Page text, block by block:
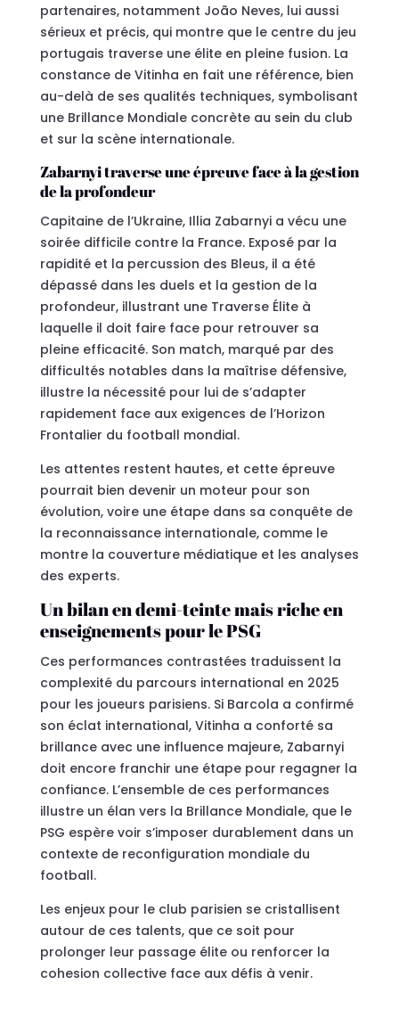
partenaires, notamment João Neves, lui aussi
sérieux et précis, qui montre que le centre du jeu
portugais traverse une élite en pleine fusion. La
constance de Vitinha en fait une référence, bien
au-delà de ses qualités techniques, symbolisant
une Brillance Mondiale concrète au sein du club
et sur la scène internationale.
Zabarnyi traverse une épreuve face à la gestion
de la profondeur
Capitaine de l’Ukraine, Illia Zabarnyi a vécu une
soirée difficile contre la France. Exposé par la
rapidité et la percussion des Bleus, il a été
dépassé dans les duels et la gestion de la
profondeur, illustrant une Traverse Élite à
laquelle il doit faire face pour retrouver sa
pleine efficacité. Son match, marqué par des
difficultés notables dans la maîtrise défensive,
illustre la nécessité pour lui de s’adapter
rapidement face aux exigences de l’Horizon
Frontalier du football mondial.
Les attentes restent hautes, et cette épreuve
pourrait bien devenir un moteur pour son
évolution, voire une étape dans sa conquête de
la reconnaissance internationale, comme le
montre la couverture médiatique et les analyses
des experts.
Un bilan en demi-teinte mais riche en
enseignements pour le PSG
Ces performances contrastées traduissent la
complexité du parcours international en 2025
pour les joueurs parisiens. Si Barcola a confirmé
son éclat international, Vitinha a conforté sa
brillance avec une influence majeure, Zabarnyi
doit encore franchir une étape pour regagner la
confiance. L’ensemble de ces performances
illustre un élan vers la Brillance Mondiale, que le
PSG espère voir s’imposer durablement dans un
contexte de reconfiguration mondiale du
football.
Les enjeux pour le club parisien se cristallisent
autour de ces talents, que ce soit pour
prolonger leur passage élite ou renforcer la
cohesion collective face aux défis à venir.